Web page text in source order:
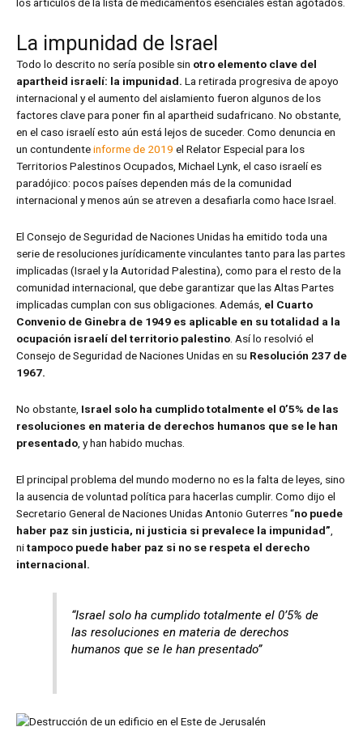
los artículos de la lista de medicamentos esenciales están agotados.
La impunidad de Israel
Todo lo descrito no sería posible sin otro elemento clave del
apartheid israelí: la impunidad. La retirada progresiva de apoyo
internacional y el aumento del aislamiento fueron algunos de los
factores clave para poner fin al apartheid sudafricano. No obstante,
en el caso israelí esto aún está lejos de suceder. Como denuncia en
un contundenteinforme de 2019 el Relator Especial para los
Territorios Palestinos Ocupados, Michael Lynk, el caso israelí es
paradójico: pocos países dependen más de la comunidad
internacional y menos aún se atreven a desafiarla como hace Israel.
El Consejo de Seguridad de Naciones Unidas ha emitido toda una
serie de resoluciones jurídicamente vinculantes tanto para las partes
implicadas (Israel y la Autoridad Palestina), como para el resto de la
comunidad internacional, que debe garantizar que las Altas Partes
implicadas cumplan con sus obligaciones. Además, el Cuarto
Convenio de Ginebra de 1949 es aplicable en su totalidad a la
ocupación israelí del territorio palestino. Así lo resolvió el
Consejo de Seguridad de Naciones Unidas en su Resolución 237 de
1967.
No obstante, Israel solo ha cumplido totalmente el 0’5% de las
resoluciones en materia de derechos humanos que se le han
presentado , y han habido muchas.
El principal problema del mundo moderno no es la falta de leyes, sino
la ausencia de voluntad política para hacerlas cumplir. Como dijo el
Secretario General de Naciones Unidas Antonio Guterres “no puede
haber paz sin justicia, ni justicia si prevalece la impunidad”
nitampoco puede haber paz si no se respeta el derecho
internacional.
“Israel solo ha cumplido totalmente el 0’5% de
las resoluciones en materia de derechos
humanos que se le han presentado”